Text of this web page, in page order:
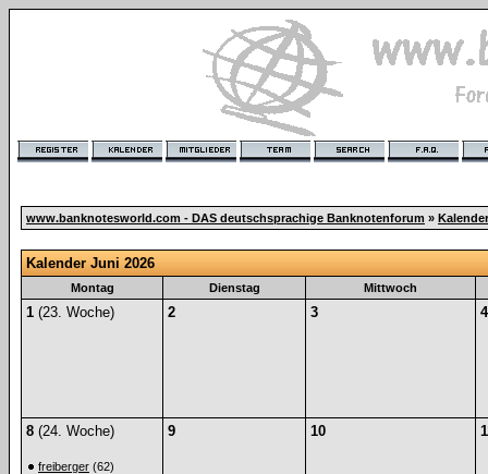
www.banknotesworld.com - DAS deutschsprachige Banknotenforum » Kalender
Kalender Juni 2026
Montag Dienstag Mittwoch
1 (23. Woche) 2 3 4
8 (24. Woche)
freiberger (62)
9 10